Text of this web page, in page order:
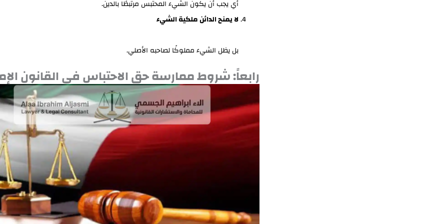
أي يجب أن يكون الشيء المحتبس مرتبطًا بالدين.
لا يمنح الدائن ملكية الشيء
بل يظل الشيء مملوكًا لصاحبه الأصلي.
رابعاً: شروط ممارسة حق الاحتباس في القانون